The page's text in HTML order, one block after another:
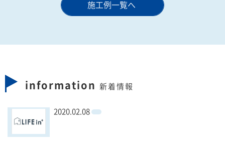
施工例一覧へ
information 新着情報
2020.02.08